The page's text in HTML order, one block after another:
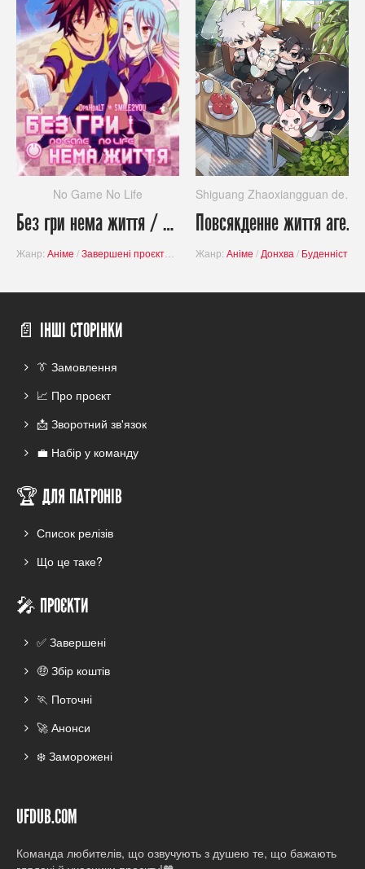
No Game No Life
Без гри нема життя / No Game No Life
Жанр: Аніме /Завершені проєкти Пригоди/ Фантастика/Комедія
Shiguang Zhaoxiangguan de Richang
Повсякденне життя агентів / Shiguang Zhaoxiangguan de Richang
Жанр: Аніме / Донхва / Буденність
📄 ІНШІ СТОРІНКИ
👔 Замовлення
📈 Про проєкт
📩 Зворотний зв'язок
💼 Набір у команду
🏆 ДЛЯ ПАТРОНІВ
Список релізів
Що це таке?
🎤 ПРОЄКТИ
✅ Завершені
🤑 Збір коштів
🏃 Поточні
🚀 Анонси
❄️ Заморожені
UFDUB.COM
Команда любителів, що озвучують з душею те, що бажають